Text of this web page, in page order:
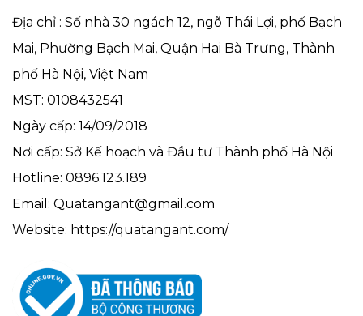
Địa chỉ : Số nhà 30 ngách 12, ngõ Thái Lợi, phố Bạch
Mai, Phường Bạch Mai, Quận Hai Bà Trưng, Thành
phố Hà Nội, Việt Nam
MST: 0108432541
Ngày cấp: 14/09/2018
Nơi cấp: Sở Kế hoạch và Đầu tư Thành phố Hà Nội
Hotline: 0896.123.189
Email: Quatangant@gmail.com
Website: https://quatangant.com/